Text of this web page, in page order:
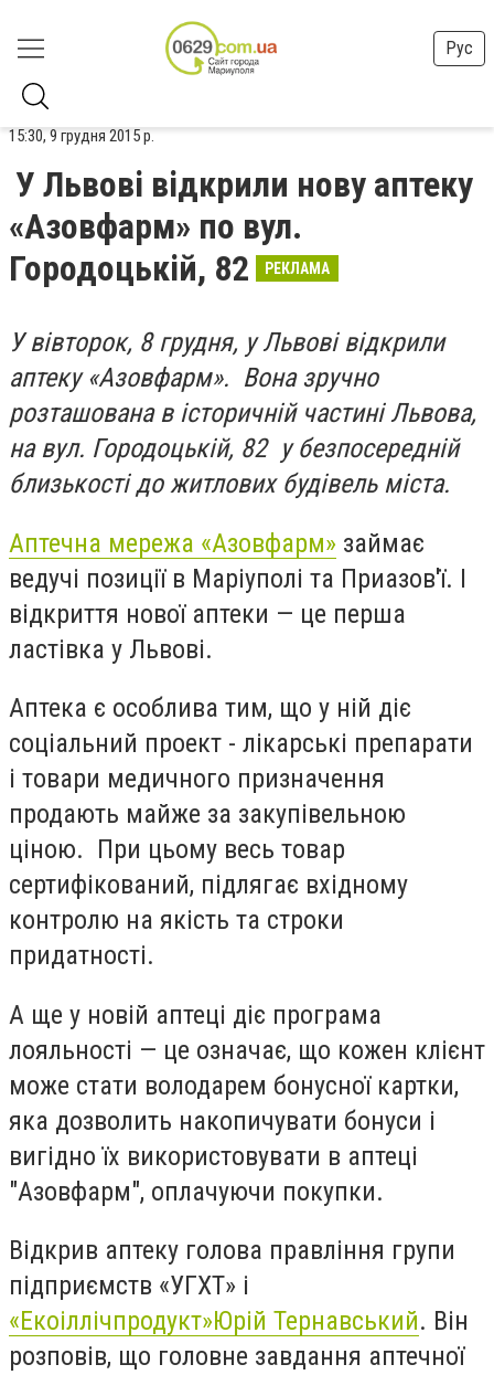
Рус
15:30, 9 грудня 2015 р.
У Львові відкрили нову аптеку
«Азовфарм» по вул.
Городоцькій, 82
РЕКЛАМА
У вівторок, 8 грудня, у Львові відкрили
аптеку «Азовфарм». Вона зручно
розташована в історичній частині Львова,
на вул. Городоцькій, 82 у безпосередній
близькості до житлових будівель міста.
Аптечна мережа «Азовфарм» займає
ведучі позиції в Маріуполі та Приазов'ї. І
відкриття нової аптеки — це перша
ластівка у Львові.
Аптека є особлива тим, що у ній діє
соціальний проект - лікарські препарати
і товари медичного призначення
продають майже за закупівельною
ціною. При цьому весь товар
сертифікований, підлягає вхідному
контролю на якість та строки
придатності.
А ще у новій аптеці діє програма
лояльності — це означає, що кожен клієнт
може стати володарем бонусної картки,
яка дозволить накопичувати бонуси і
вигідно їх використовувати в аптеці
"Азовфарм", оплачуючи покупки.
Відкрив аптеку голова правління групи
підприємств «УГХТ» і
«Екоіллічпродукт»Юрій Тернавський. Він
розповів, що головне завдання аптечної